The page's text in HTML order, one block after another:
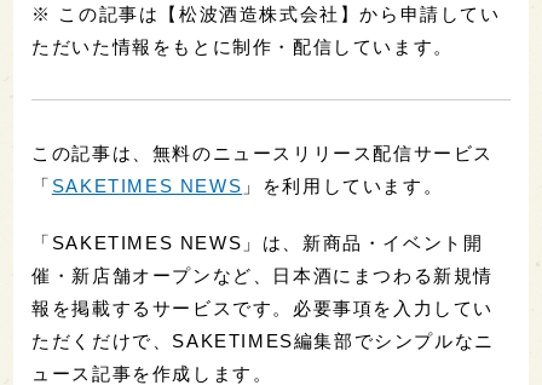
※ この記事は【松波酒造株式会社】から申請してい
ただいた情報をもとに制作・配信しています。
この記事は、無料のニュースリリース配信サービス
「 SAKETIMES NEWS 」を利用しています。
「SAKETIMES NEWS」は、新商品・イベント開
催・新店舗オープンなど、日本酒にまつわる新規情
報を掲載するサービスです。必要事項を入力してい
ただくだけで、SAKETIMES編集部でシンプルなニ
ュース記事を作成します。